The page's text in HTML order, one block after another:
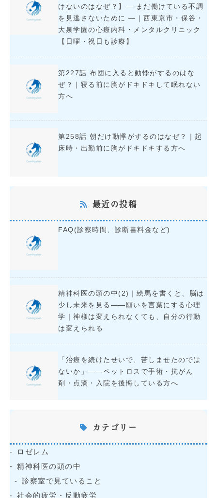
けないのはなぜ？】― まだ働けている不調
を見逃さないために ―｜西東京市・保谷・
大泉学園の心療内科・メンタルクリニック
【日曜・祝日も診療】
第227話 布団に入ると動悸がするのはな
ぜ？｜寝る前に胸がドキドキして眠れない
方へ
第258話 朝だけ動悸がするのはなぜ？｜起
床時・出勤前に胸がドキドキする方へ
最近の投稿
FAQ(診察時間、診断書料金など)
精神科医の頭の中(2)｜絵馬を書くと、脳は
少し未来を見る――願いを言葉にする心理
学｜神様は変えられなくても、自分の行動
は変えられる
「治療を続けたせいで、苦しませたのでは
ないか」――ペットロスで手術・抗がん
剤・点滴・入院を後悔している方へ
カテゴリー
ロゼレム
精神科医の頭の中
診察室で見ていること
社会的疲労・反動疲労